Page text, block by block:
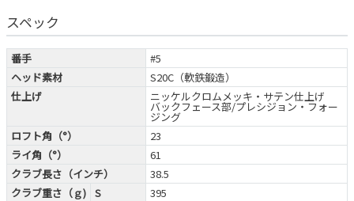
スペック
番手
#5
ヘッド素材
S20C（軟鉄鍛造）
仕上げ
ニッケルクロムメッキ・サテン仕上げ
バックフェース部/プレシジョン・フォー
ジング
ロフト角（°）
23
ライ角（°）
61
クラブ長さ（インチ）
38.5
クラブ重さ（ｇ) S
395